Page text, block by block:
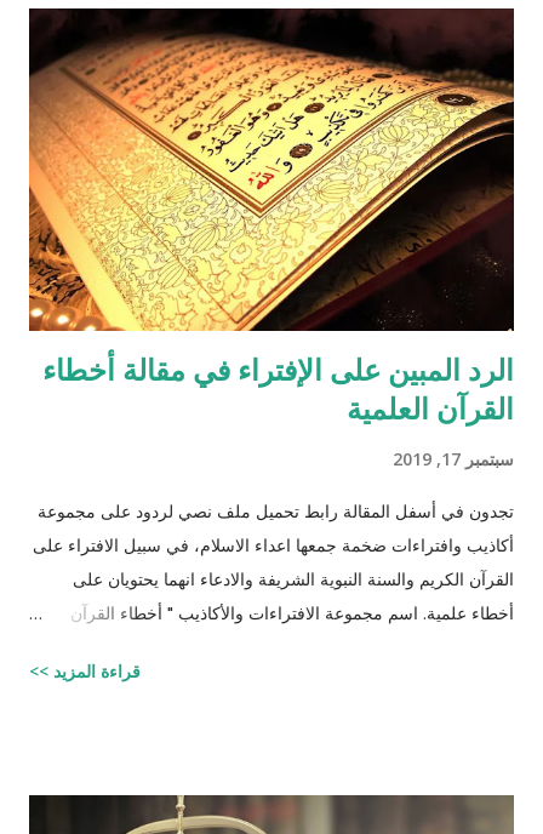
الرد المبين على الإفتراء في مقالة أخطاء
القرآن العلمية
سبتمبر 17, 2019
تجدون في أسفل المقالة رابط تحميل ملف نصي لردود على مجموعة
أكاذيب وافتراءات ضخمة جمعها اعداء الاسلام، في سبيل الافتراء على
القرآن الكريم والسنة النبوية الشريفة والادعاء انهما يحتويان على
أخطاء علمية. اسم مجموعة الافتراءات والأكاذيب " أخطاء القرآن
واتبعته بردٍ يليه . راجيًا أن يكون ذلك في ميزان حسناتي ، ولا تنسوني
قراءة المزيد >>